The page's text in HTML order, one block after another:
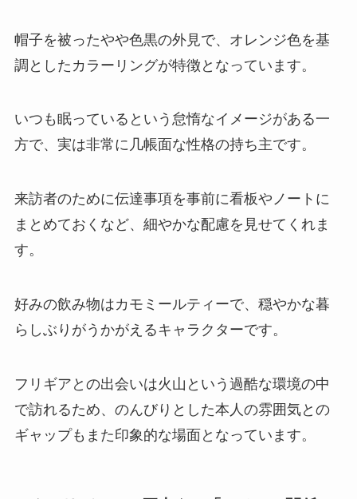
帽子を被ったやや色黒の外見で、オレンジ色を基
調としたカラーリングが特徴となっています。
いつも眠っているという怠惰なイメージがある一
方で、実は非常に几帳面な性格の持ち主です。
来訪者のために伝達事項を事前に看板やノートに
まとめておくなど、細やかな配慮を見せてくれま
す。
好みの飲み物はカモミールティーで、穏やかな暮
らしぶりがうかがえるキャラクターです。
フリギアとの出会いは火山という過酷な環境の中
で訪れるため、のんびりとした本人の雰囲気との
ギャップもまた印象的な場面となっています。